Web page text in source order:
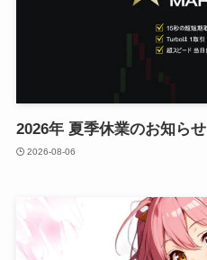
2026年 夏季休業のお知らせ
2026-08-06